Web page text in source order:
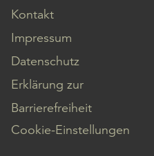
Kontakt
Impressum
Datenschutz
Erklärung zur
Barrierefreiheit
Cookie-Einstellungen